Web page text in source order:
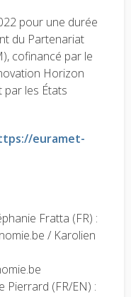
pour une durée
du Partenariat
cofinancé par le
Horizon
par les États
euramet-
Fratta (FR) :
/ Karolien
Pierrard (FR/EN) :